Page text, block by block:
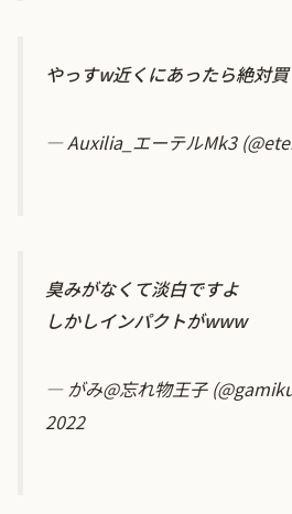
やっすw近くにあったら絶対
— Auxilia_エーテルMk3
臭みがなくて淡白ですよ
しかしインパクトがwww
— がみ@忘れ物王子
2022